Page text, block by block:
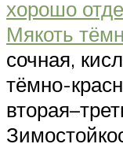
хорошо
Мякоть
сочная,
тёмно-